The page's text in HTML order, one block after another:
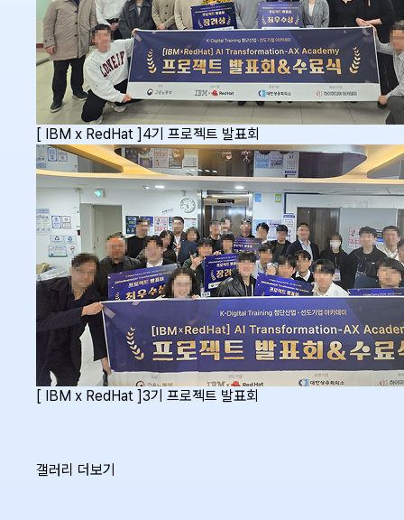
[ IBM x RedHat ]4기 프로젝트 발표회
[ IBM x RedHat ]3기 프로젝트 발표회
갤러리 더보기